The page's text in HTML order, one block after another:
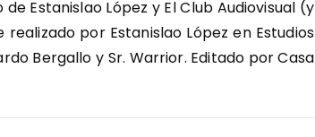
Estanislao López y El Club Audiovisual (y
por Estanislao López en Estudios
Bergallo y Sr. Warrior. Editado por Casa